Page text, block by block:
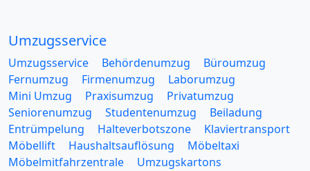
Umzugsservice
Umzugsservice Behördenumzug
Büroumzug
Fernumzug
Firmenumzug
Laborumzug
Mini Umzug
Praxisumzug
Privatumzug
Seniorenumzug
Studentenumzug
Beiladung
Entrümpelung
Halteverbotszone
Klaviertransport
Möbellift
Haushaltsauflösung
Möbeltaxi
Möbelmitfahrzentrale
Umzugskartons